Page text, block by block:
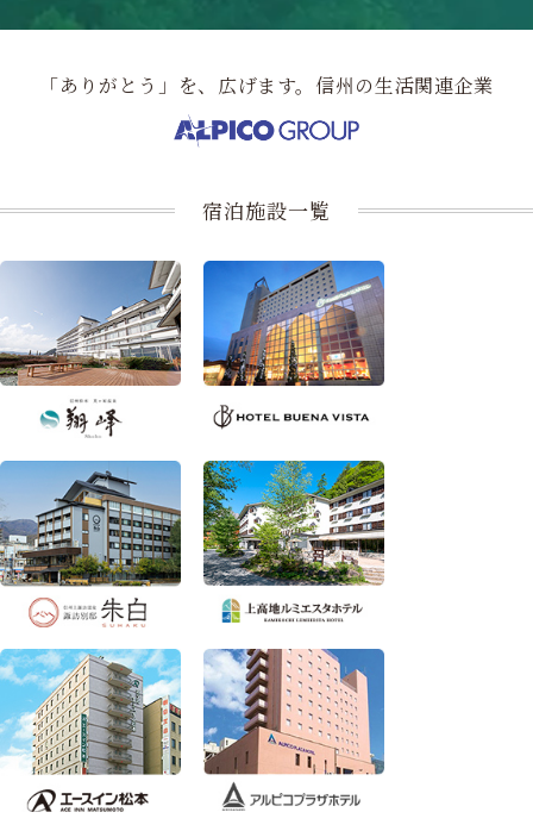
「ありがとう」を、広げます。信州の生活関連企業
宿泊施設一覧